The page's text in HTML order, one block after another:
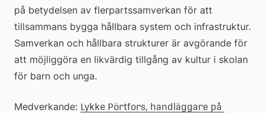
på betydelsen av flerpartssamverkan för att
tillsammans bygga hållbara system och infrastruktur.
Samverkan och hållbara strukturer är avgörande för
att möjliggöra en likvärdig tillgång av kultur i skolan
för barn och unga.
Medverkande: Lykke Pörtfors, handläggare på